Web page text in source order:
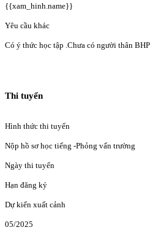
{{xam_hinh.name}}
Yêu cầu khác
Có ý thức học tập .Chưa có người thân
Thi tuyển
Hình thức thi tuyển
Nộp hồ sơ học tiếng -Phỏng vấn trường
Ngày thi tuyển
Hạn đăng ký
Dự kiến xuất cảnh
05/2025